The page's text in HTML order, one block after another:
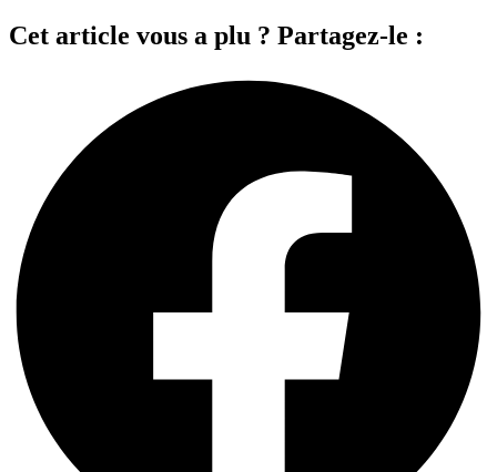
Cet article vous a plu ? Partagez-le :